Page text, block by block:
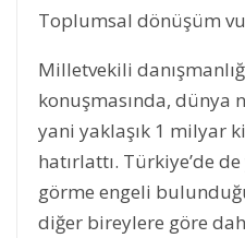
Toplumsal dönüşüm
Milletvekili
konuşmasında, dünya
yani yaklaşık 1 milyar
hatırlattı. Türkiye’de
görme engeli
diğer bireylere göre